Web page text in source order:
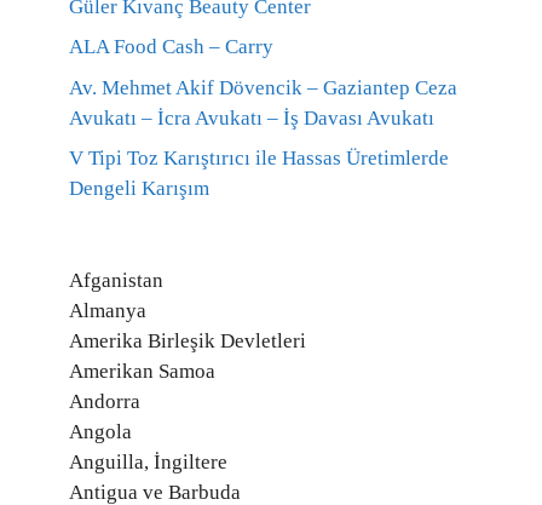
Güler Kıvanç Beauty Center
ALA Food Cash – Carry
Av. Mehmet Akif Dövencik – Gaziantep Ceza
Avukatı – İcra Avukatı – İş Davası Avukatı
V Tipi Toz Karıştırıcı ile Hassas Üretimlerde
Dengeli Karışım
Afganistan
Almanya
Amerika Birleşik Devletleri
Amerikan Samoa
Andorra
Angola
Anguilla, İngiltere
Antigua ve Barbuda